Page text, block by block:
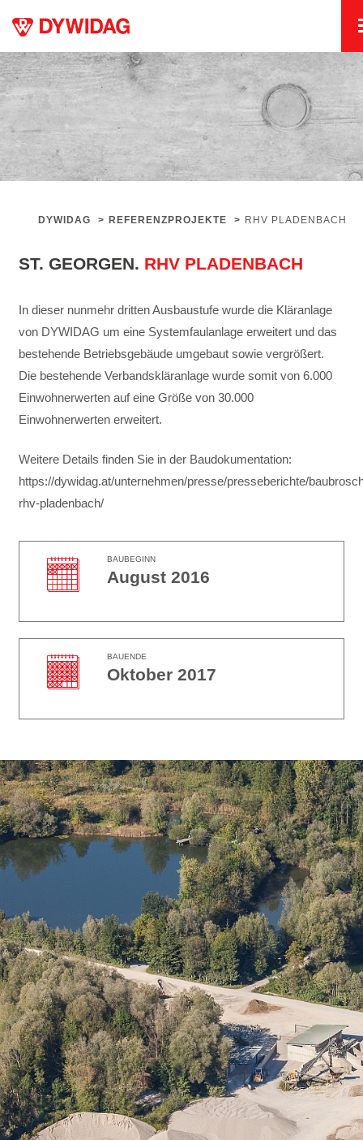
DYWIDAG > REFERENZPROJEKTE > RHV PLADENBACH
ST. GEORGEN. RHV PLADENBACH
In dieser nunmehr dritten Ausbaustufe wurde die Kläranlage
von DYWIDAG um eine Systemfaulanlage erweitert und das
bestehende Betriebsgebäude umgebaut sowie vergrößert.
Die bestehende Verbandskläranlage wurde somit von 6.000
Einwohnerwerten auf eine Größe von 30.000
Einwohnerwerten erweitert.
Weitere Details finden Sie in der Baudokumentation:
https://dywidag.at/unternehmen/presse/presseberichte/
rhv-pladenbach/
BAUBEGINN
August 2016
BAUENDE
Oktober 2017